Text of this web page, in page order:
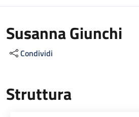
Susanna Giunchi
Condividi
Struttura